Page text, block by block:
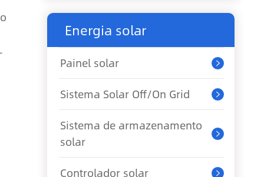
Energia solar
Painel solar 
Sistema Solar Off/On Grid 
Sistema de armazenamento
solar

Controlador solar 